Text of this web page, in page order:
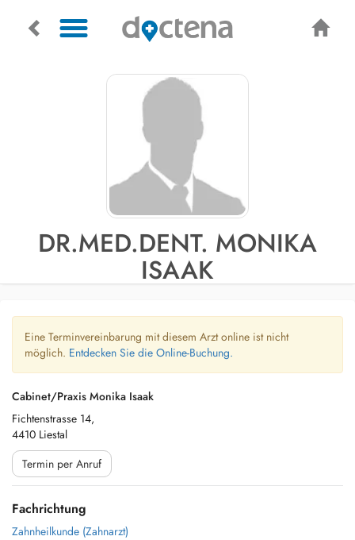
DR.MED.DENT. MONIKA
ISAAK
Eine Terminvereinbarung mit diesem Arzt online ist nicht
möglich. Entdecken Sie die Online-Buchung.
Cabinet/Praxis Monika Isaak
Fichtenstrasse 14,
4410 Liestal
Termin per Anruf
Fachrichtung
Zahnheilkunde (Zahnarzt)